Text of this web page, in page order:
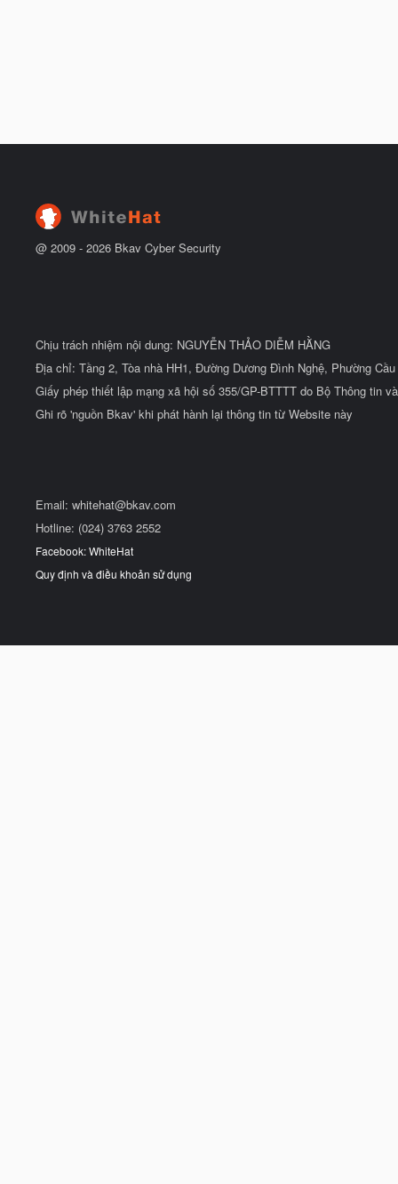
@ 2009 - 2026 Bkav Cyber Security
Chịu trách nhiệm nội dung: NGUYỄN THẢO DIỄM HẰNG
Địa chỉ: Tầng 2, Tòa nhà HH1, Đường Dương Đình Nghệ, Phường
Giấy phép thiết lập mạng xã hội số 355/GP-BTTTT do Bộ Thông tin
Ghi rõ 'nguồn Bkav' khi phát hành lại thông tin từ Website này
Email: whitehat@bkav.com
Hotline: (024) 3763 2552
Facebook: WhiteHat
Quy định và điều khoản sử dụng